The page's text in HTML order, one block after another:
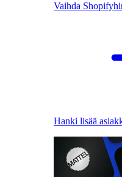
Vaihda
Hanki lisää